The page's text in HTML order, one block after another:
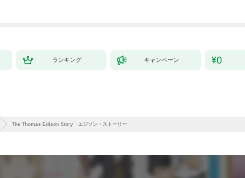
ランキング キャンペーン
The Thomas Edison Story エジソン・ストーリー